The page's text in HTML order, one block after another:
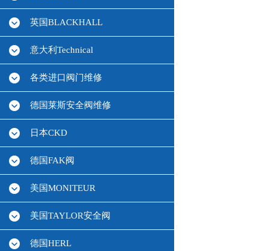
英国BLACKHALL
意大利Technical
各类进口阀门维修
德国莱斯安全阀维修
日本CKD
德国FAK阀
美国MONITEUR
美国TAYLOR安全阀
德国HERL